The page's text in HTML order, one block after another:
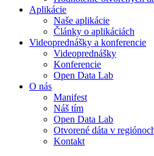
Aplikácie
Naše aplikácie
Články o aplikáciách
Videoprednášky a konferencie
Videoprednášky
Konferencie
Open Data Lab
O nás
Manifest
Náš tím
Open Data Lab
Otvorené dáta v
Kontakt